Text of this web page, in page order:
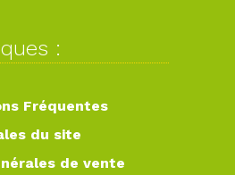
:
Fréquentes
du site
de vente